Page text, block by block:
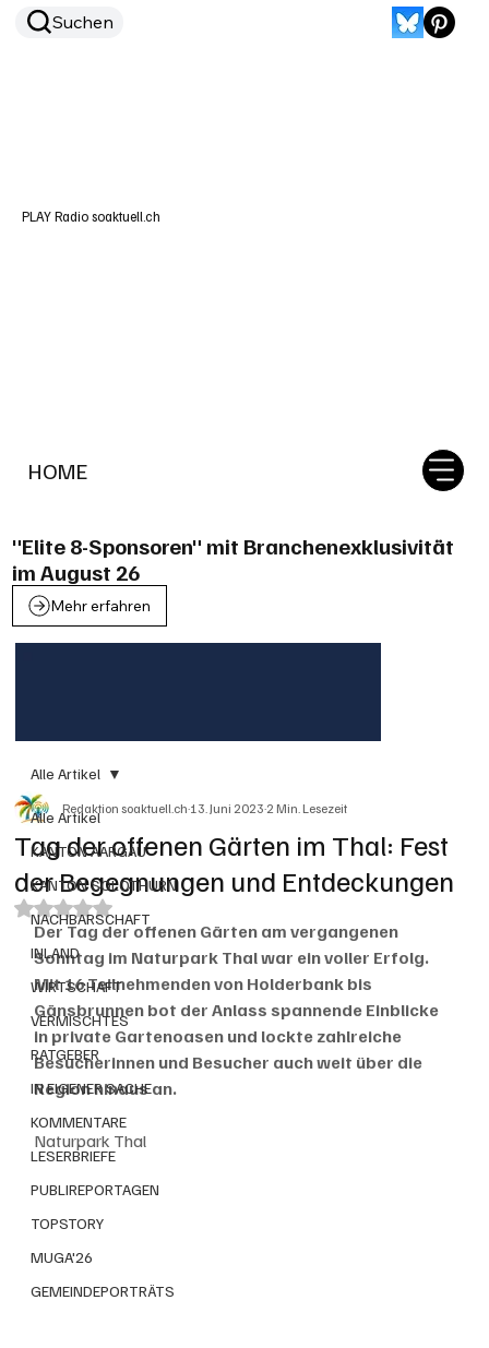
HOME
Suchen
PLAY Radio soaktuell.ch
"Elite 8-Sponsoren" mit Branchenexklusivität
im August 26
Mehr erfahren
Alle Artikel
KANTON AARGAU
KANTON SOLOTHURN
NACHBARSCHAFT
INLAND
WIRTSCHAFT
VERMISCHTES
RATGEBER
IN EIGENER SACHE
KOMMENTARE
LESERBRIEFE
PUBLIREPORTAGEN
TOPSTORY
MUGA'26
GEMEINDEPORTRÄTS
Alle Artikel
Tag der offenen Gärten im Thal: Fest
der Begegnungen und Entdeckungen
Redaktion soaktuell.ch13. Juni 20232 Min. Lesezeit
Mit NaN von 5 Sternen bewertet.
Der Tag der offenen Gärten am vergangenen
Sonntag im Naturpark Thal war ein voller Erfolg.
Mit 16 Teilnehmenden von Holderbank bis
Gänsbrunnen bot der Anlass spannende Einblicke
in private Gartenoasen und lockte zahlreiche
Besucherinnen und Besucher auch weit über die
Region hinaus an.
Naturpark Thal